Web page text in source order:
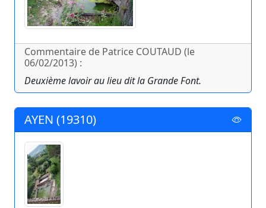
Commentaire de Patrice COUTAUD (le
06/02/2013) :
Deuxième lavoir au lieu dit la Grande Font.
AYEN (19310)